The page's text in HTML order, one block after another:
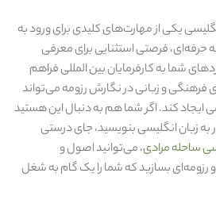
یکی از مهارت‌های کلیدی برای ورود به
حرفه‌ای، فرصتی استثنایی برای معرفی
شما به کارفرمایان بین‌ المللی فراهم
فرهنگی و زبانی در نگارش رزومه می‌تواند
ایجاد کند. اگر شما هم به دنبال این هستید
به زبان انگلیسی بنویسید، جای درستی
ساحله مرادی، می‌توانید اصول و
و رزومه‌ای بسازید که شما را یک گام به شغل